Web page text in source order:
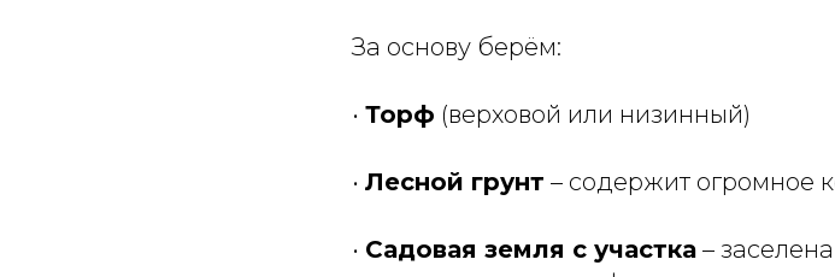
За основу берём:
• Торф (верховой или низинный)
• Лесной грунт – содержит огромное
• Садовая земля с участка –